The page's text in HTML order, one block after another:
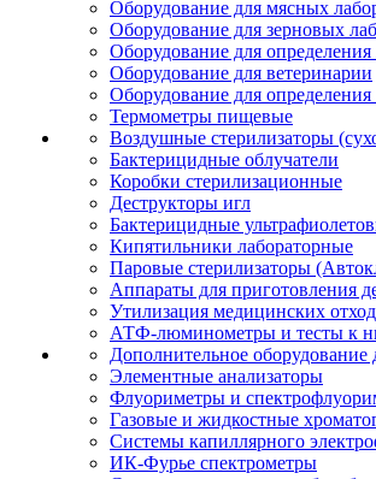
Оборудование для мясных
Оборудование для зерновых
Оборудование для
Оборудование для ветеринарии
Оборудование для
Термометры пищевые
Воздушные стерилизаторы
Бактерицидные облучатели
Коробки стерилизационные
Деструкторы игл
Бактерицидные
Кипятильники лабораторные
Паровые стерилизаторы
Аппараты для приготовления
Утилизация медицинских
АТФ-люминометры и тесты к
Дополнительное
Элементные анализаторы
Флуориметры и
Газовые и жидкостные
Системы капиллярного
ИК-Фурье спектрометры